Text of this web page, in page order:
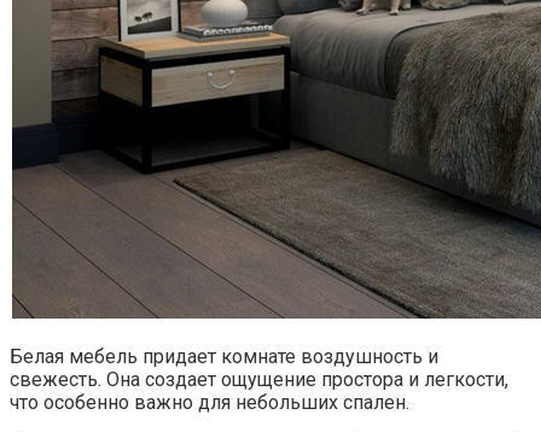
Белая мебель придает комнате воздушность и
свежесть. Она создает ощущение простора и легкости,
что особенно важно для небольших спален.